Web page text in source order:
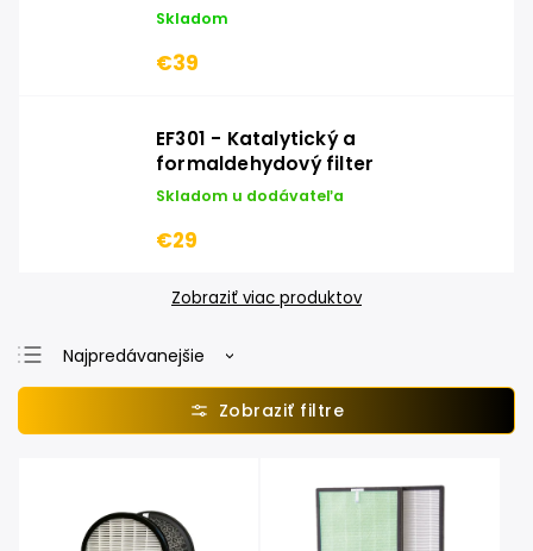
Skladom
€39
EF301 - Katalytický a
formaldehydový filter
Skladom u dodávateľa
€29
Zobraziť viac produktov
Najpredávanejšie
Najlacnejšie
Najdrahšie